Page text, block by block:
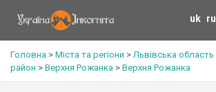
uk ru
Головна > Міста та регіони >Львівська область
район > Верхня Рожанка > Верхня Рожанка